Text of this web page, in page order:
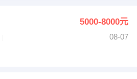
5000-8000元
08-07